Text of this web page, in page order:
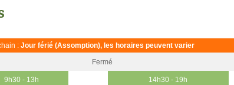
: Jour férié (Assomption), les horaires peuvent varier
Fermé
9h30 - 13h 14h30 - 19h